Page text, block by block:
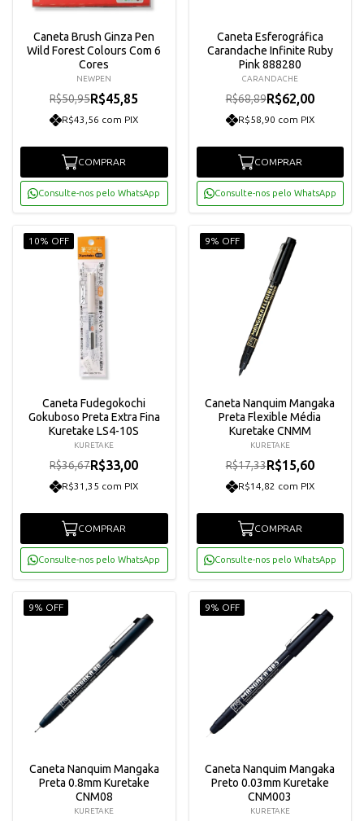
Caneta Brush Ginza Pen
Wild Forest Colours Com 6
Cores
NEWPEN
R$50,95R$45,85
R$43,56 com PIX
COMPRAR
Consulte-nos pelo WhatsApp
Caneta Esferográfica
Carandache Infinite Ruby
Pink 888280
CARANDACHE
R$68,89R$62,00
R$58,90 com PIX
COMPRAR
Consulte-nos pelo WhatsApp
10% OFF
Caneta Fudegokochi
Gokuboso Preta Extra Fina
Kuretake LS4-10S
KURETAKE
R$36,67R$33,00
R$31,35 com PIX
COMPRAR
Consulte-nos pelo WhatsApp
9% OFF
Caneta Nanquim Mangaka
Preta Flexible Média
Kuretake CNMM
KURETAKE
R$17,33R$15,60
R$14,82 com PIX
COMPRAR
Consulte-nos pelo WhatsApp
9% OFF
Caneta Nanquim Mangaka
Preta 0.8mm Kuretake
CNM08
KURETAKE
9% OFF
Caneta Nanquim Mangaka
Preto 0.03mm Kuretake
CNM003
KURETAKE